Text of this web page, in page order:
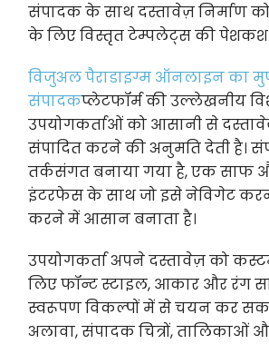
संपादक के साथ दस्तावेज़ निर्माण
के लिए विस्तृत टेम्पलेट्स की पेशकश
विजुअल पैराडाइग्म ऑनलाइन का
संपादकप्लेटफॉर्म की उल्लेखनीय
उपयोगकर्ताओं को आसानी से
संपादित करने की अनुमति देती है।
तर्कसंगत बनाया गया है, एक साफ
इंटरफेस के साथ जो इसे नेविगेट
करने में आसान बनाता है।
उपयोगकर्ता अपने दस्तावेज़ को
लिए फॉन्ट स्टाइल, आकार और रंग
स्वरूपण विकल्पों में से चयन कर
अलावा, संपादक चित्रों, तालिकाओं